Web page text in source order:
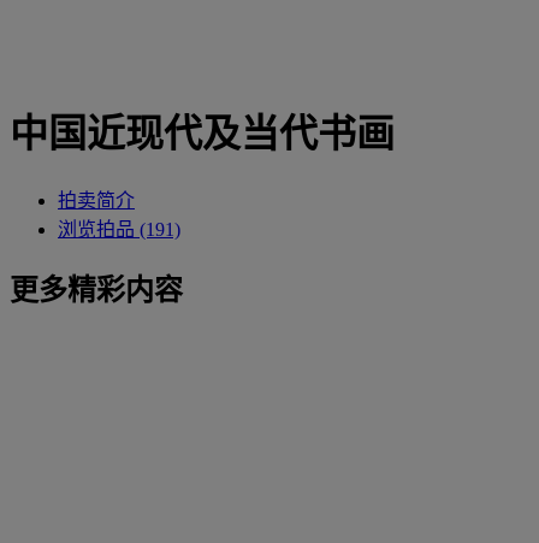
中国近现代及当代书画
拍卖简介
浏览拍品 (191)
更多精彩内容